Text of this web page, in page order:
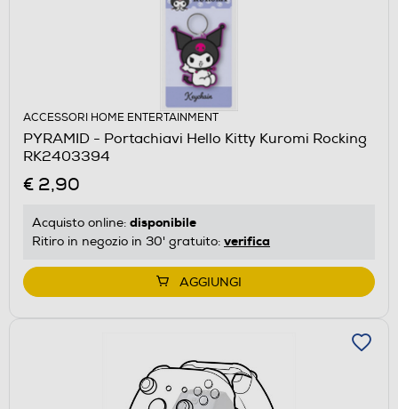
ACCESSORI HOME ENTERTAINMENT
PYRAMID - Portachiavi Hello Kitty Kuromi Rocking
RK2403394
€ 2,90
Acquisto online: disponibile
Ritiro in negozio in 30' gratuito: verifica
AGGIUNGI